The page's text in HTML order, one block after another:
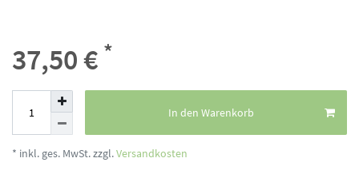
37,50 € *
In den Warenkorb
* inkl. ges. MwSt. zzgl.Versandkosten